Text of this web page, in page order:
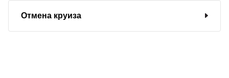
Отмена круиза